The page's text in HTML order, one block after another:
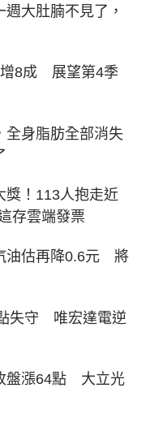
大肚腩不見了，
增8成 展望第4季
全身脂肪全部消失
獎！113人抱走近
存雲端發票
油估再降0.6元 將
失守 唯宏達電逆
盤漲64點 大立光